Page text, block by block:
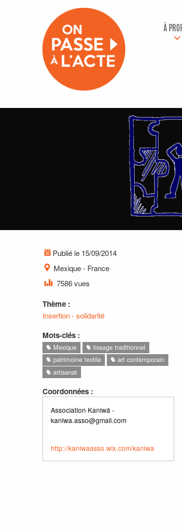
À
Publié le 15/09/2014
Mexique - France
7586 vues
Thème :
Insertion - solidarité
Mots-clés :
Mexique
tissage traditionnel
patrimoine textile
art contemporain
artisanat
Coordonnées :
Association Kaniwá -
kaniwa.asso@gmail.com
http://kaniwaasso.wix.com/kaniwa